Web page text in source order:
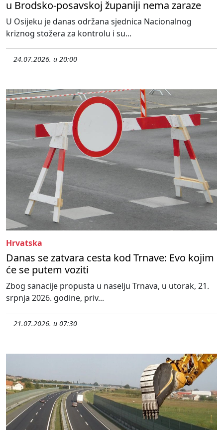
u Brodsko-posavskoj županiji nema zaraze
U Osijeku je danas održana sjednica Nacionalnog
kriznog stožera za kontrolu i su...
24.07.2026. u 20:00
Hrvatska
Danas se zatvara cesta kod Trnave: Evo kojim
će se putem voziti
Zbog sanacije propusta u naselju Trnava, u utorak, 21.
srpnja 2026. godine, priv...
21.07.2026. u 07:30